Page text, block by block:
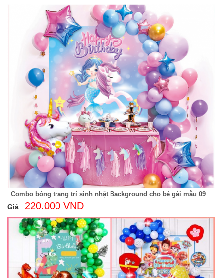
Combo bóng trang trí sinh nhật Background cho bé gái mẫu 09
Giá: 220.000 VND